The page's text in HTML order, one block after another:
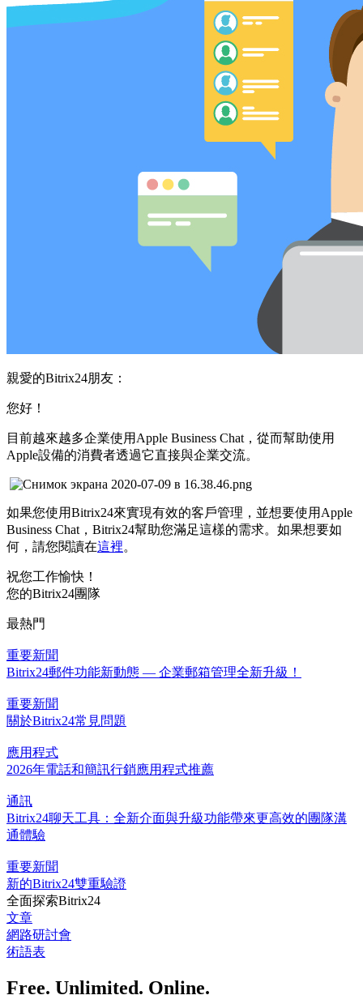
親愛的Bitrix24朋友：
您好！
目前越來越多企業使用Apple Business Chat，從而幫助使用
Apple設備的消費者透過它直接與企業交流。
如果您使用Bitrix24來實現有效的客戶管理，並想要使用Apple
Business Chat，Bitrix24幫助您滿足這樣的需求。如果想要如
何，請您閱讀在這裡。
祝您工作愉快！
您的Bitrix24團隊
最熱門
重要新聞
Bitrix24郵件功能新動態 — 企業郵箱管理全新升級！
重要新聞
關於Bitrix24常見問題
應用程式
2026年電話和簡訊行銷應用程式推薦
通訊
Bitrix24聊天工具：全新介面與升級功能帶來更高效的團隊溝
通體驗
重要新聞
新的Bitrix24雙重驗證
全面探索Bitrix24
文章
網路研討會
術語表
Free. Unlimited. Online.